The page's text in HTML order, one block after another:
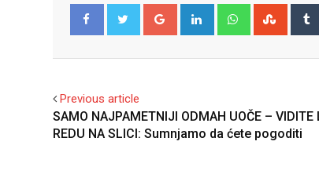
Google+ LinkedIn Whatsapp
Previous article
SAMO NAJPAMETNIJI ODMAH UOČE – VIDITE
REDU NA SLICI: Sumnjamo da ćete pogoditi